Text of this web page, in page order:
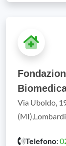
Via Uboldo,
Telefono: